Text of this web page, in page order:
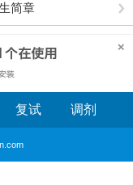
简章
复试 调剂